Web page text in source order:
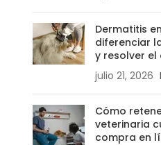
Dermatitis
diferenciar
y resolver el
julio 21, 2026
Cómo
veterinaria
compra en